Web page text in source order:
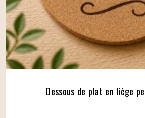
Dessous de plat en liège